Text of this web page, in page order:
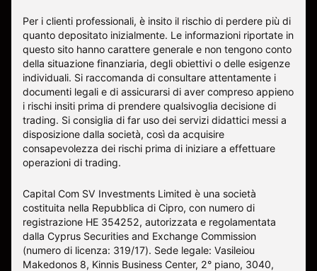
Per i clienti professionali, è insito il rischio di perdere più di
quanto depositato inizialmente. Le informazioni riportate in
questo sito hanno carattere generale e non tengono conto
della situazione finanziaria, degli obiettivi o delle esigenze
individuali. Si raccomanda di consultare attentamente i
documenti legali e di assicurarsi di aver compreso appieno
i rischi insiti prima di prendere qualsivoglia decisione di
trading. Si consiglia di far uso dei servizi didattici messi a
disposizione dalla società, così da acquisire
consapevolezza dei rischi prima di iniziare a effettuare
operazioni di trading.
Capital Com SV Investments Limited è una società
costituita nella Repubblica di Cipro, con numero di
registrazione HE 354252, autorizzata e regolamentata
dalla Cyprus Securities and Exchange Commission
(numero di licenza: 319/17). Sede legale: Vasileiou
Makedonos 8, Kinnis Business Center, 2° piano, 3040,